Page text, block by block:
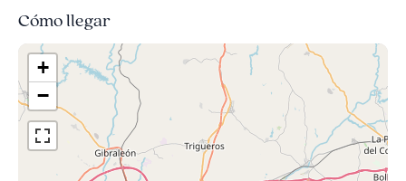
Cómo llegar
+
−